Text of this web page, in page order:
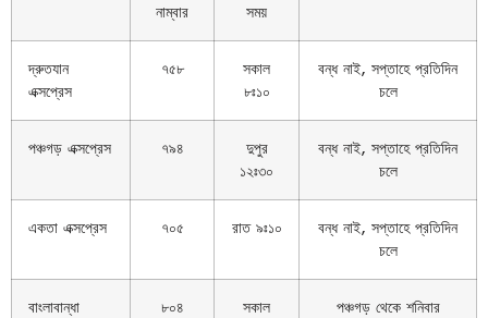
নাম্বার
সময়
দ্রুতযান
এক্সপ্রেস
৭৫৮
সকাল
৮ঃ১০
বন্ধ নাই, সপ্তাহে প্রতিদিন
চলে
পঞ্চগড় এক্সপ্রেস ৭৯৪
দুপুর
১২ঃ৩০
বন্ধ নাই, সপ্তাহে প্রতিদিন
চলে
একতা এক্সপ্রেস ৭০৫ রাত ৯ঃ১০
বন্ধ নাই, সপ্তাহে প্রতিদিন
চলে
বাংলাবান্ধা
৮০৪
সকাল
পঞ্চগড় থেকে শনিবার